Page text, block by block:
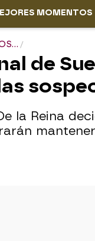
MOMENTOS
de
la Reina